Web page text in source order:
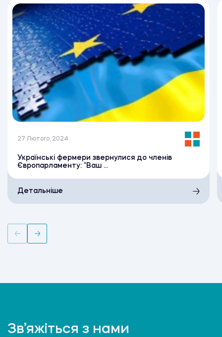
27 Лютого, 2024
Українські фермери звернулися до членів
Європарламенту: “Ваш ...
Детальніше
Зв’яжіться з нами